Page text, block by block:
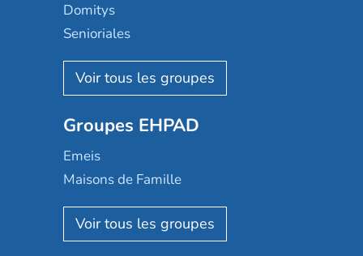
Domitys
Senioriales
Nohée
Les Résidentiels
Mobicap
Domusvi
Happy Senior
Aquarelia
Nexity edenea
Groupes EHPAD
Emeis
Maisons de Famille
Korian
Emera